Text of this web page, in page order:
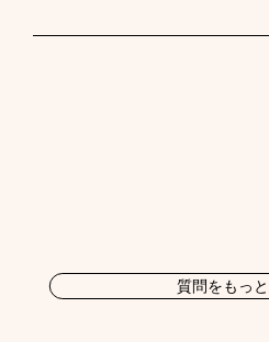
質問をもっ